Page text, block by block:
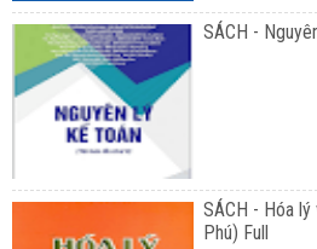
SÁCH -
SÁCH - Hóa
Phú) Full